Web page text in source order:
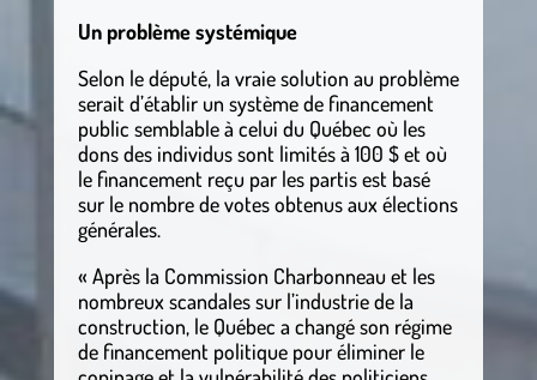
Un problème systémique
Selon le député, la vraie solution au problème
serait d’établir un système de financement
public semblable à celui du Québec où les
dons des individus sont limités à 100 $ et où
le financement reçu par les partis est basé
sur le nombre de votes obtenus aux élections
générales.
« Après la Commission Charbonneau et les
nombreux scandales sur l’industrie de la
construction, le Québec a changé son régime
de financement politique pour éliminer le